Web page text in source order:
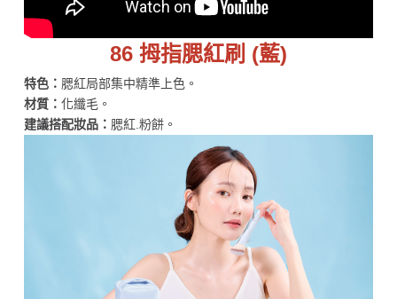
86 拇指腮紅刷 (藍)
特色： 腮紅局部集中精準上色。
材質： 化纖毛。
建議搭配妝品： 腮紅.粉餅。